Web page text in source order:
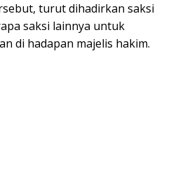
turut dihadirkan saksi
saksi lainnya untuk
di hadapan majelis hakim.